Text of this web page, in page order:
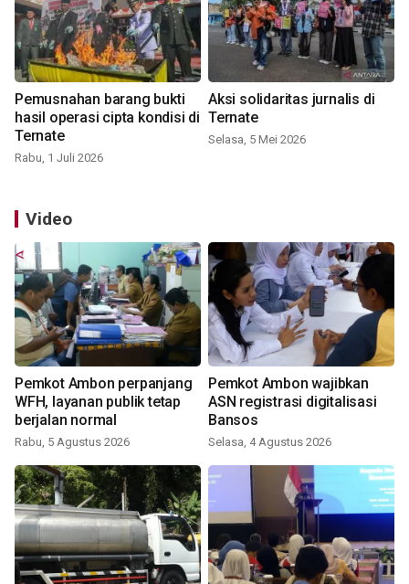
Pemusnahan barang bukti
hasil operasi cipta kondisi di
Ternate
Rabu, 1 Juli 2026
Aksi solidaritas jurnalis di
Ternate
Selasa, 5 Mei 2026
Video
Pemkot Ambon perpanjang
WFH, layanan publik tetap
berjalan normal
Rabu, 5 Agustus 2026
Pemkot Ambon wajibkan
ASN registrasi digitalisasi
Bansos
Selasa, 4 Agustus 2026